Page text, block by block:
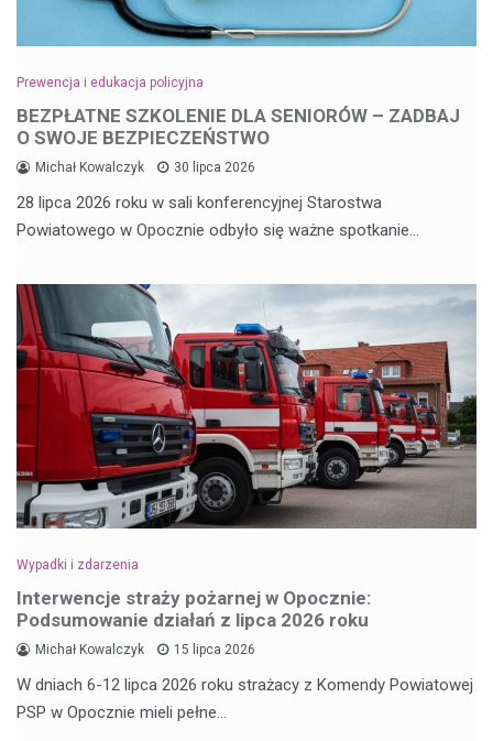
Prewencja i edukacja policyjna
BEZPŁATNE SZKOLENIE DLA SENIORÓW – ZADBAJ
O SWOJE BEZPIECZEŃSTWO
Michał Kowalczyk 30 lipca 2026
28 lipca 2026 roku w sali konferencyjnej Starostwa
Powiatowego w Opocznie odbyło się ważne spotkanie…
Wypadki i zdarzenia
Interwencje straży pożarnej w Opocznie:
Podsumowanie działań z lipca 2026 roku
Michał Kowalczyk 15 lipca 2026
W dniach 6-12 lipca 2026 roku strażacy z Komendy Powiatowej
PSP w Opocznie mieli pełne…